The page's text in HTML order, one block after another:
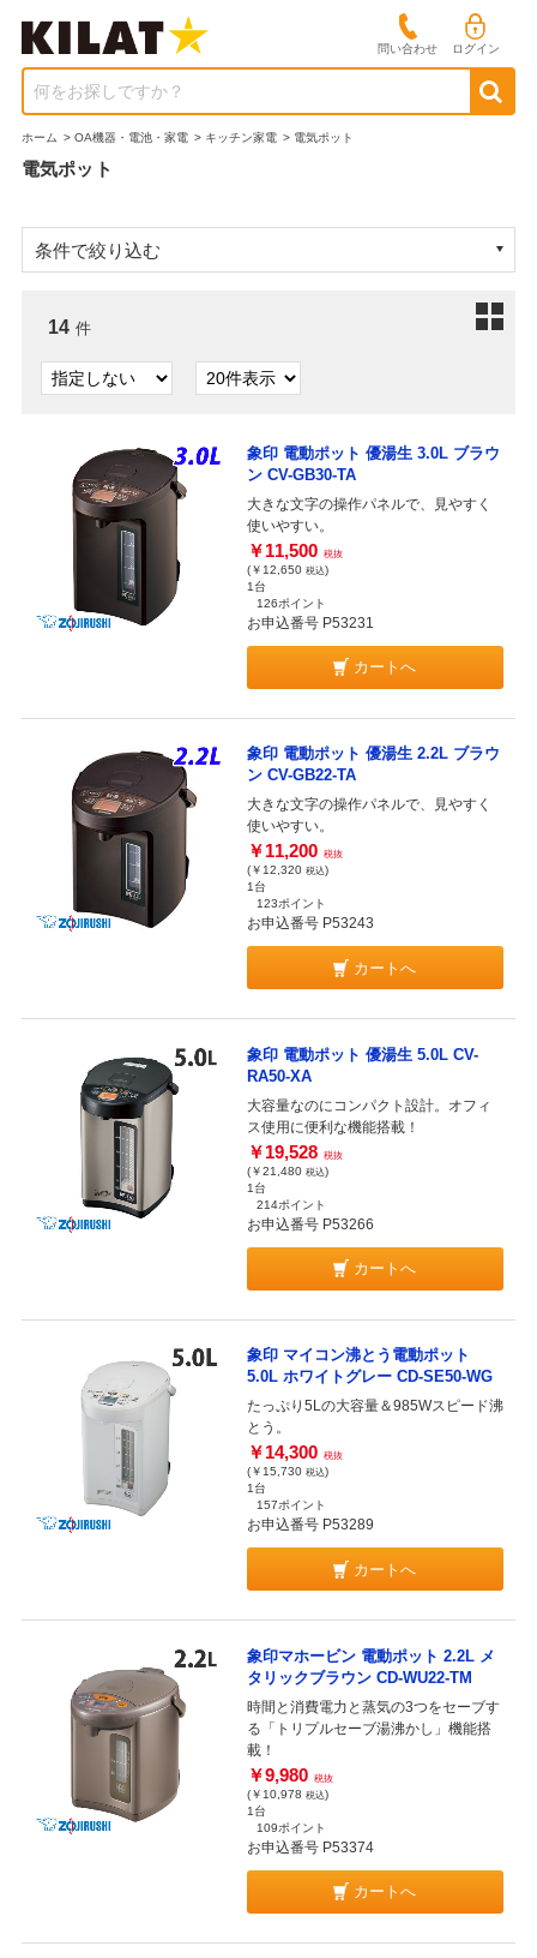
問い合わせ ログイン
何をお探しですか？
ホーム > OA機器・電池・家電 > キッチン家電 > 電気ポット
電気ポット
条件で絞り込む
14 件
象印 電動ポット 優湯生 3.0L ブラウ
ン CV-GB30-TA
大きな文字の操作パネルで、見やすく
使いやすい。
￥11,500 税抜
(￥12,650 税込)
1台
126ポイント
お申込番号 P53231
カートへ
象印 電動ポット 優湯生 2.2L ブラウ
ン CV-GB22-TA
大きな文字の操作パネルで、見やすく
使いやすい。
￥11,200 税抜
(￥12,320 税込)
1台
123ポイント
お申込番号 P53243
カートへ
象印 電動ポット 優湯生 5.0L CV-
RA50-XA
大容量なのにコンパクト設計。オフィ
ス使用に便利な機能搭載！
￥19,528 税抜
(￥21,480 税込)
1台
214ポイント
お申込番号 P53266
カートへ
象印 マイコン沸とう電動ポット
5.0L ホワイトグレー CD-SE50-WG
たっぷり5Lの大容量＆985Wスピード沸
とう。
￥14,300 税抜
(￥15,730 税込)
1台
157ポイント
お申込番号 P53289
カートへ
象印マホービン 電動ポット 2.2L メ
タリックブラウン CD-WU22-TM
時間と消費電力と蒸気の3つをセーブす
る「トリプルセーブ湯沸かし」機能搭
載！
￥9,980 税抜
(￥10,978 税込)
1台
109ポイント
お申込番号 P53374
カートへ